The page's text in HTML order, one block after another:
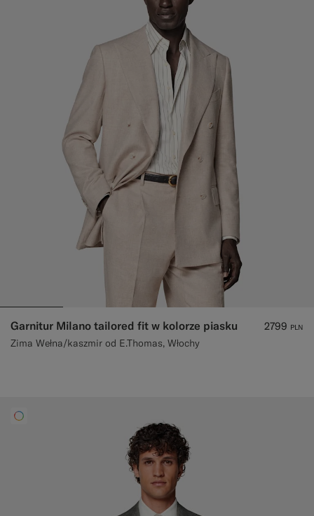
Garnitur Milano tailored fit w kolorze piasku
Zima Wełna/kaszmir od E.Thomas, Włochy
2799 PLN